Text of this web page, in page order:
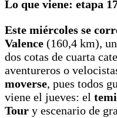
Lo que viene: etapa
Este miércoles se
Valence (160,4 km),
dos cotas de cuarta
aventureros o
moverse, pues todos
viene el jueves: el
Tour y escenario de